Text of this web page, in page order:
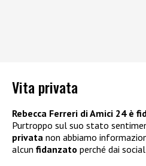
Vita privata
Rebecca Ferreri di Amici 24 è
Purtroppo sul suo stato
privata non abbiamo
alcun fidanzato perché dai